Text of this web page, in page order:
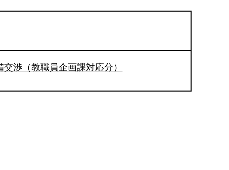
渉（教職員企画課対応分）